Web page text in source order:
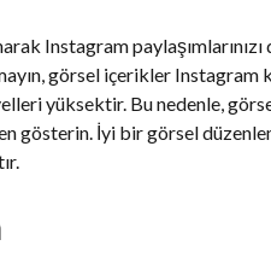
Instagram
görsel içerikler Instagram
yüksektir. Bu nedenle,
gösterin. İyi bir görsel